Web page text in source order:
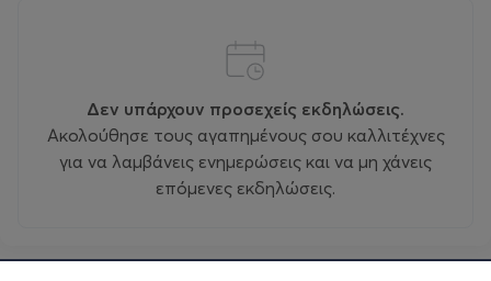
Δεν υπάρχουν προσεχείς εκδηλώσεις.
Ακολούθησε τους αγαπημένους σου καλλιτέχνες
για να λαμβάνεις ενημερώσεις και να μη χάνεις
επόμενες εκδηλώσεις.